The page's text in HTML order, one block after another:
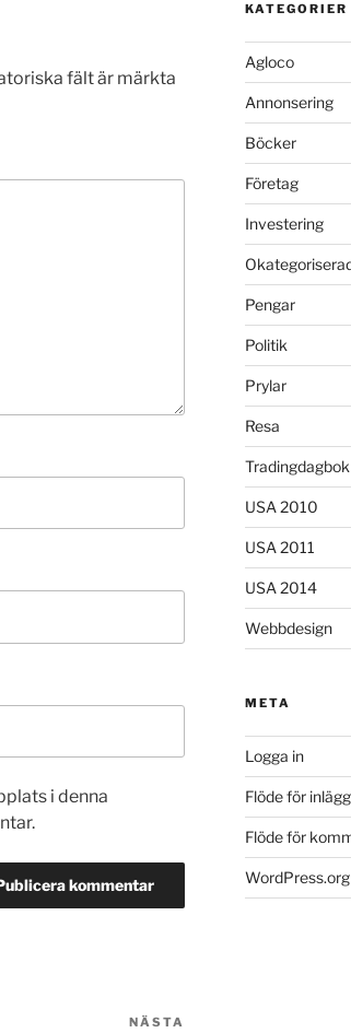
fält är märkta
i denna
NÄSTA
KATEGORIER
Agloco
Annonsering
Böcker
Företag
Investering
Pengar
Politik
Prylar
Resa
Tradingdagbok
USA 2010
USA 2011
USA 2014
Webbdesign
META
Logga in
Flöde för inlägg
Flöde för
WordPress.org